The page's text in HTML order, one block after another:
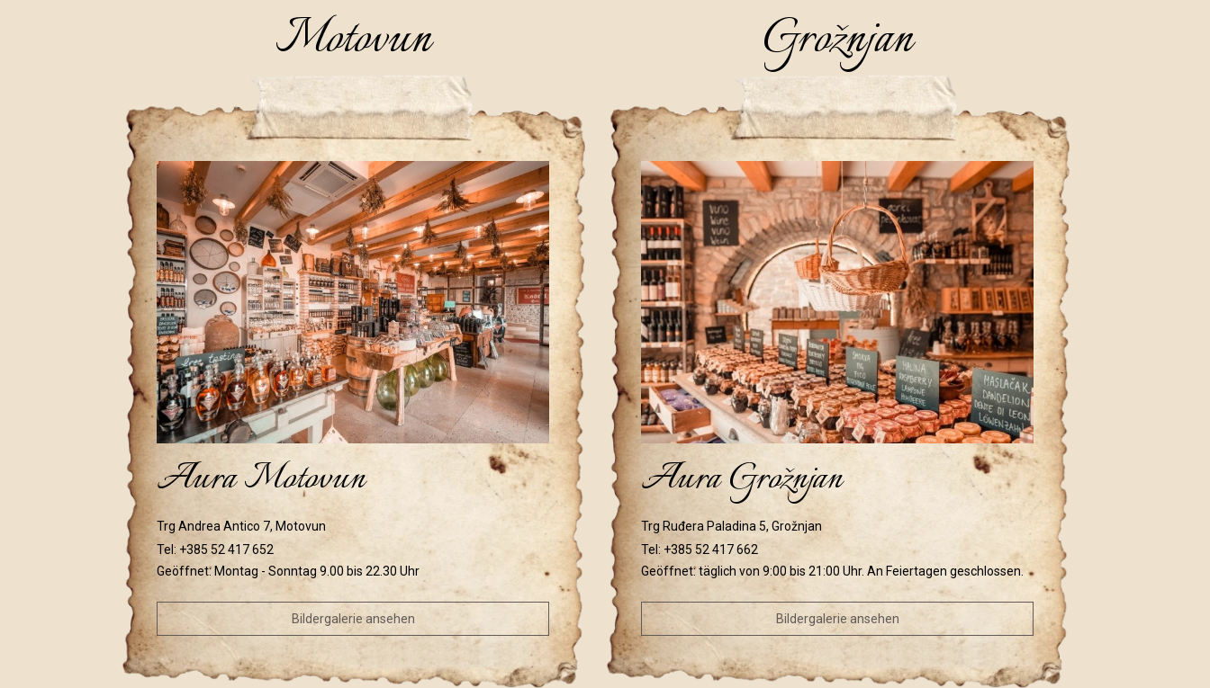
Motovun
Aura Motovun
Trg Andrea Antico 7, Motovun
Tel: +385 52 417 652
Geöffnet: Montag - Sonntag 9.00 bis 22.30 Uhr
Bildergalerie ansehen
Grožnjan
Aura Grožnjan
Trg Ruđera Paladina 5, Grožnjan
Tel: +385 52 417 662
Geöffnet: täglich von 9:00 bis 21:00 Uhr. An Feiertagen geschlossen.
Bildergalerie ansehen